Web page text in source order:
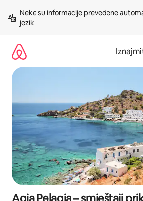
sadržaj
Neke su informacije prevedene
jezik